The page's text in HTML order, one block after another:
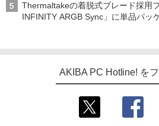
Thermaltakeの着脱式ブレード採用
INFINITY ARGB Sync」に単品パッ
AKIBA PC Hotline! を